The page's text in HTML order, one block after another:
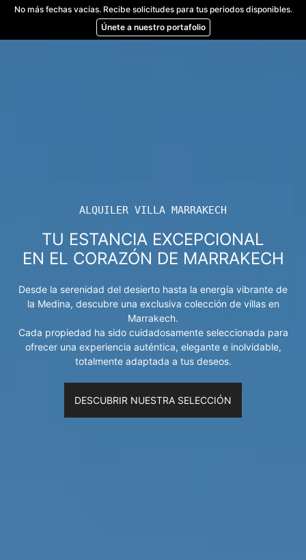
Skip
content
No más fechas vacías. Recibe solicitudes para tus periodos disponibles.
Únete a nuestro portafolio
ALQUILER VILLA MARRAKECH
TU ESTANCIA EXCEPCIONAL
EN EL CORAZÓN DE MARRAKECH
Desde la serenidad del desierto hasta la energía vibrante de
la Medina, descubre una exclusiva colección de villas en
Marrakech.
Cada propiedad ha sido cuidadosamente seleccionada para
ofrecer una experiencia auténtica, elegante e inolvidable,
totalmente adaptada a tus deseos.
DESCUBRIR NUESTRA SELECCIÓN